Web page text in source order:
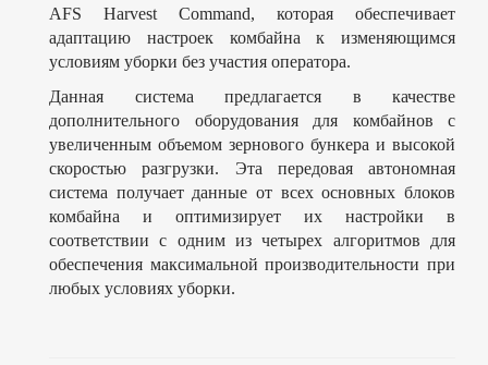
AFS Harvest Command, которая обеспечивает
адаптацию настроек комбайна к изменяющимся
условиям уборки без участия оператора.
Данная система предлагается в качестве
дополнительного оборудования для комбайнов с
увеличенным объемом зернового бункера и высокой
скоростью разгрузки. Эта передовая автономная
система получает данные от всех основных блоков
комбайна и оптимизирует их настройки в
соответствии с одним из четырех алгоритмов для
обеспечения максимальной производительности при
любых условиях уборки.